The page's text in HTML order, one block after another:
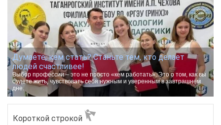
Думаете, кем стать? Станьте тем, кто делает
людей счастливее!
Выбор профессии – это не просто «кем работать». Это о том, как вы
будете жить, чувствовать себя нужным и уверенным в завтрашнем
дне.
Короткой строкой